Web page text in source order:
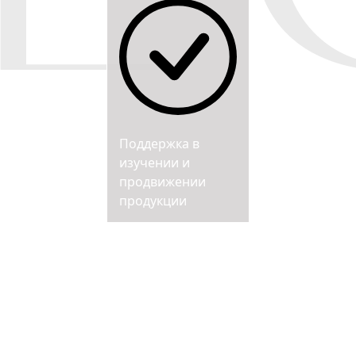
Поддержка в
изучении и
продвижении
продукции